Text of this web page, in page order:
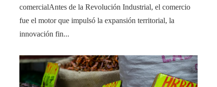
comercialAntes de la Revolución Industrial, el comercio
fue el motor que impulsó la expansión territorial, la
innovación fin...